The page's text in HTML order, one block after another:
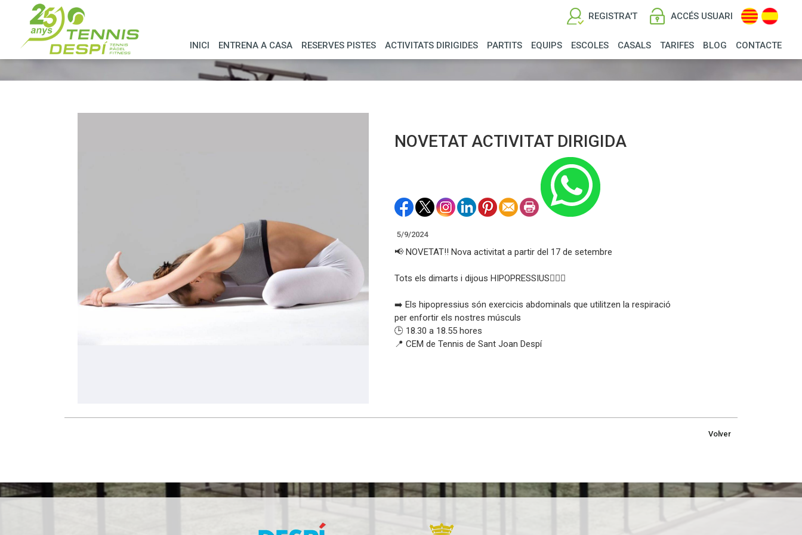
REGISTRA'T ACCÉS USUARI
INICI ENTRENA A CASA RESERVES PISTES ACTIVITATS DIRIGIDES PARTITS EQUIPS ESCOLES CASALS TARIFES BLOG CONTACTE
NOVETAT ACTIVITAT DIRIGIDA
5/9/2024
📢 NOVETAT‼️ Nova activitat a partir del 17 de setembre
Tots els dimarts i dijous HIPOPRESSIUS🧘🏼‍♀️
➡️ Els hipopressius són exercicis abdominals que utilitzen la respiració
per enfortir els nostres músculs
🕒 18.30 a 18.55 hores
📍 CEM de Tennis de Sant Joan Despí
Volver